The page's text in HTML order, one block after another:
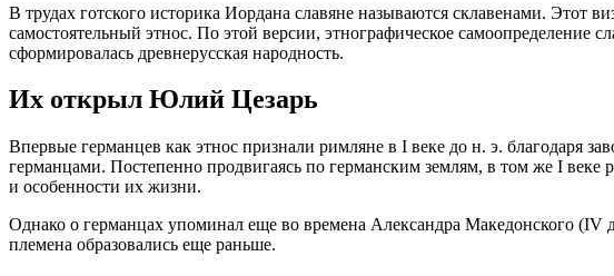
В трудах готского историка Иордана славяне называются склавенами. Этот
самостоятельный этнос. По этой версии, этнографическое самоопределение
сформировалась древнерусская народность.
Их открыл Юлий Цезарь
Впервые германцев как этнос признали римляне в I веке до н. э. благодаря
германцами. Постепенно продвигаясь по германским землям, в том же I
и особенности их жизни.
Однако о германцах упоминал еще во времена Александра Македонского (IV
племена образовались еще раньше.